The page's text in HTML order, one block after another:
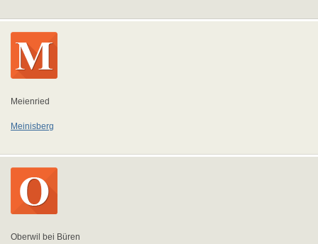
Meienried
Meinisberg
Oberwil bei Büren